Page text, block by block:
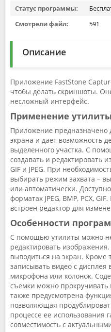
Статус программы:
Смотрели файл:
591
Описание
Приложение FastStone
чтобы делать скриншоты.
несложный интерфейс.
Применение утилиты
Приложение предназначено
экрана и дает возможность
выделенного участка. С
создавать и редактировать
GIF и JPEG. При
выбирать режим захвата –
или автоматически.
форматах JPEG, BMP, PCX,
встроен редактор для
Особенности
С помощью утилиты можно
редактировать
выводиться на экран. Кроме
записывать видео с дисплея
микрофона или колонок.
съемки можно
также предусмотрена
позволяющая
процессе ее использования
совместимость с